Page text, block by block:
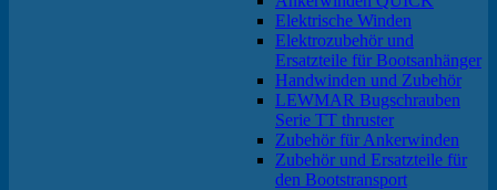
Elektrische Winden
Elektrozubehör und
Ersatzteile für Bootsanhänger
Handwinden und Zubehör
LEWMAR Bugschrauben
Serie TT thruster
Zubehör für Ankerwinden
Zubehör und Ersatzteile für
den Bootstransport